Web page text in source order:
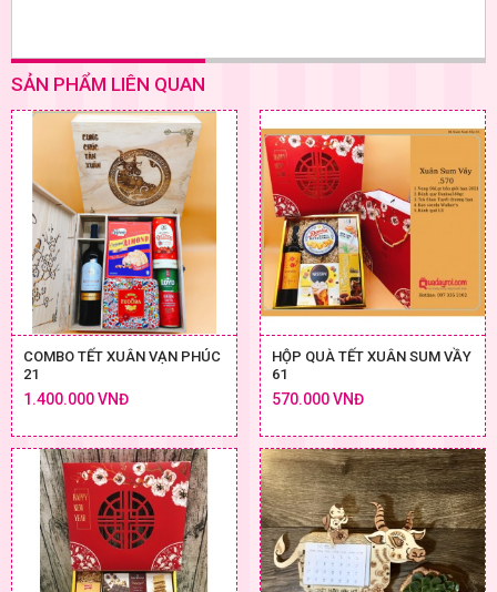
SẢN PHẨM LIÊN QUAN
COMBO TẾT XUÂN VẠN PHÚC
21
1.400.000 VNĐ
HỘP QUÀ TẾT XUÂN SUM VẦY
61
570.000 VNĐ